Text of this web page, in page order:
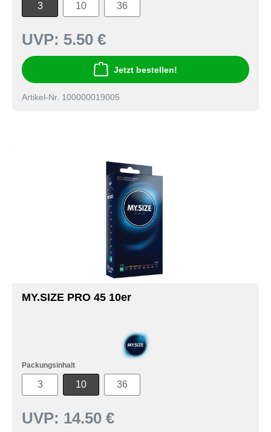
3 10 36
UVP: 5.50 €
Jetzt bestellen!
Artikel-Nr. 100000019005
MY.SIZE PRO 45 10er
Packungsinhalt
3 10 36
UVP: 14.50 €